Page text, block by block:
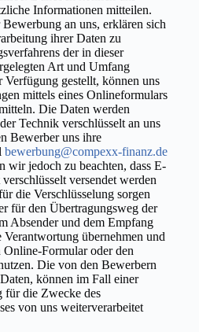
Informationen mitteilen.
an uns, erklären sich
ihrer Daten zu
der in dieser
Art und Umfang
Verfügung gestellt, können uns
mittels eines Onlineformulars
Die Daten werden
Technik verschlüsselt an uns
Bewerber uns ihre
bewerbung@compexx-finanz.de
wir jedoch zu beachten, dass E-
versendet werden
die Verschlüsselung sorgen
für den Übertragungsweg der
Absender und dem Empfang
Verantwortung übernehmen und
Online-Formular oder den
Die von den Bewerbern
können im Fall einer
für die Zwecke des
von uns weiterverarbeitet